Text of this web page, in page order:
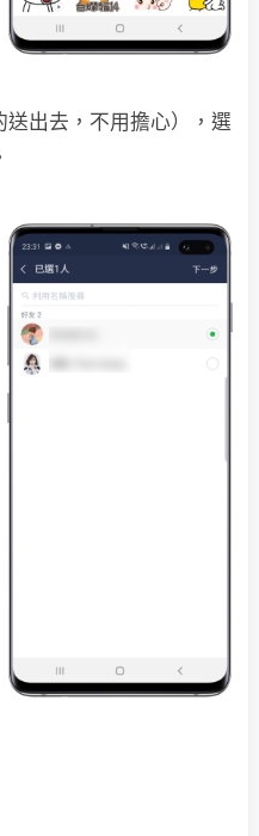
出去，不用擔心），選